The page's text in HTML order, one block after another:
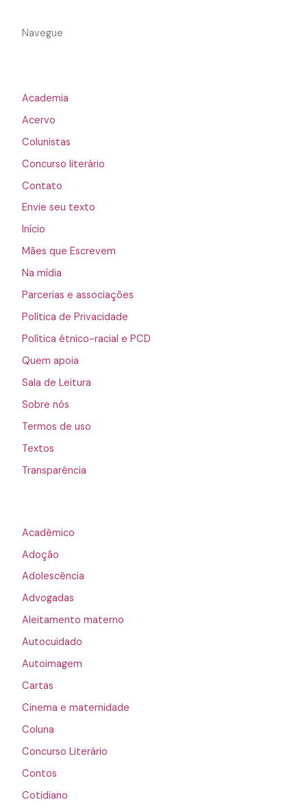
Navegue
Academia
Acervo
Colunistas
Concurso literário
Contato
Envie seu texto
Início
Mães que Escrevem
Na mídia
Parcerias e associações
Política de Privacidade
Política étnico-racial e PCD
Quem apoia
Sala de Leitura
Sobre nós
Termos de uso
Textos
Transparência
Acadêmico
Adoção
Adolescência
Advogadas
Aleitamento materno
Autocuidado
Autoimagem
Cartas
Cinema e maternidade
Coluna
Concurso Literário
Contos
Cotidiano